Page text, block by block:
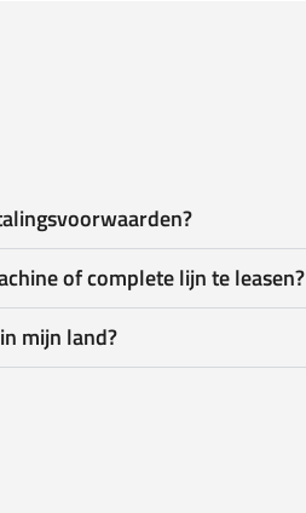
of complete lijn te leasen?
mijn land?